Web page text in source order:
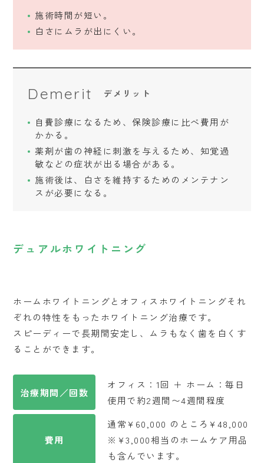
施術時間が短い。
白さにムラが出にくい。
Demerit デメリット
自費診療になるため、保険診療に比べ費用が
かかる。
薬剤が歯の神経に刺激を与えるため、知覚過
敏などの症状が出る場合がある。
施術後は、白さを維持するためのメンテナン
スが必要になる。
デュアルホワイトニング
ホームホワイトニングとオフィスホワイトニングそれ
ぞれの特性をもったホワイトニング治療です。
スピーディーで長期間安定し、ムラもなく歯を白くす
ることができます。
治療期間／回数
オフィス：1回 ＋ ホーム：毎日
使用で約2週間〜4週間程度
費用
通常¥60,000 のところ¥48,000
※¥3,000相当のホームケア用品
も含んでいます。